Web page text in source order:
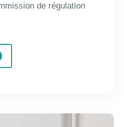
de régulation